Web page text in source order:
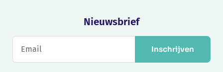
Nieuwsbrief
Inschrijven